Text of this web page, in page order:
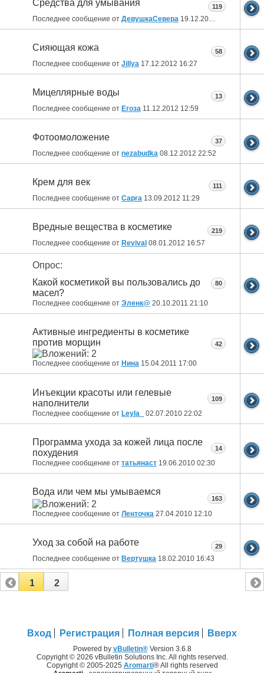
Средства для умывания
Последнее сообщение от ДевушкаСевера 19.12.2012
119
Сияющая кожа
Последнее сообщение от Jillya 17.12.2012 16:27
58
Мицеллярные воды
Последнее сообщение от Егоза 11.12.2012 12:59
13
Фотоомоложение
Последнее сообщение от nezabudka 08.12.2012 22:52
37
Крем для век
Последнее сообщение от Capra 13.09.2012 11:29
111
Вредные вещества в косметике
Последнее сообщение от Revival 08.01.2012 16:57
219
Опрос:
Какой косметикой вы пользовались до
масел?
Последнее сообщение от Эленк@ 20.10.2011 21:10
80
Активные ингредиенты в косметике
против морщин
Последнее сообщение от Нина 15.04.2011 17:00
42
Инъекции красоты или гелевые
наполнители
Последнее сообщение от Leyla_ 02.07.2010 22:02
109
Программа ухода за кожей лица после
похудения
Последнее сообщение от татьянаст 19.06.2010 02:30
14
Вода или чем мы умываемся
Последнее сообщение от Ленточка 27.04.2010 12:10
163
Уход за собой на работе
Последнее сообщение от Вертушка 18.02.2010 16:43
29
1 2
Вход Регистрация Полная версия Вверх
Powered by vBulletin®Version 3.6.8
Copyright © 2026 vBulletin Solutions Inc. All rights reserved.
Copyright © 2005-2025 Aromarti® All rights reserved